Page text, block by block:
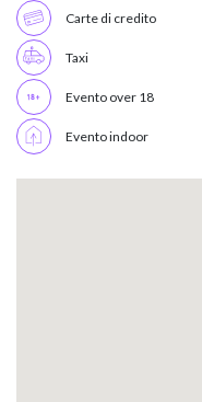
Carte di credito
Taxi
Evento over 18
Evento indoor